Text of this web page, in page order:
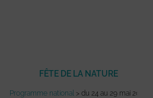
FÊTE DE LA NATURE
Programme national > du 24 au 29 mai 2023